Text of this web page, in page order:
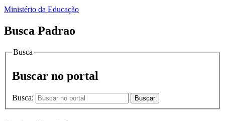
Ministério da Educação
Busca Padrao
Busca
Buscar no portal
Busca: Buscar